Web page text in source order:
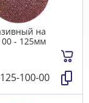
на
- 125мм
125-100-00